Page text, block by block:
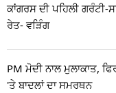
ਕਾਂਗਰਸ ਦੀ ਪਹਿਲੀ ਗਰੰਟੀ-
ਰੇਤ- ਵੜਿੰਗ
PM ਮੋਦੀ ਨਾਲ ਮੁਲਾਕਾਤ,
'ਤੇ ਬਾਦਲਾਂ ਦਾ ਸਮਰਥਨ